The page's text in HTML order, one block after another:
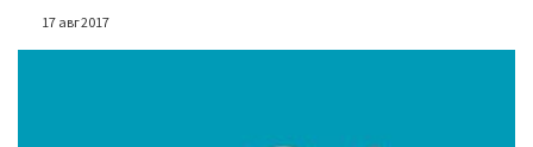
17 авг 2017